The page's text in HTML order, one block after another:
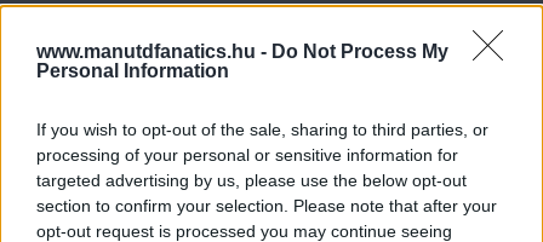
www.manutdfanatics.hu - Do Not Process My
Personal Information
If you wish to opt-out of the sale, sharing to third parties, or
processing of your personal or sensitive information for
targeted advertising by us, please use the below opt-out
section to confirm your selection. Please note that after your
opt-out request is processed you may continue seeing